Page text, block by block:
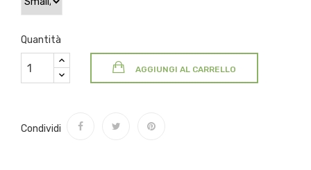
Quantità
AGGIUNGI AL CARRELLO
Condividi